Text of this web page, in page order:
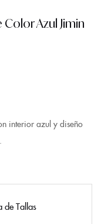
Azul Jimin
interior azul y diseño
de Tallas